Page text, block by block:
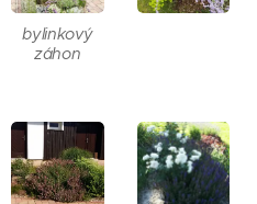
bylinkový
záhon